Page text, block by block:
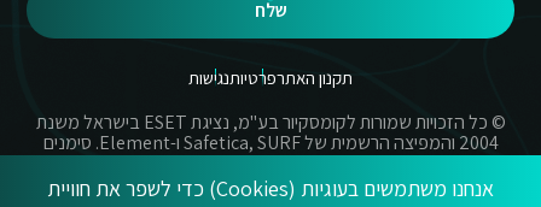
שלח
תקנון האתרפרטיותנגישות
© כל הזכויות שמורות לקומסקיור בע"מ, נציגת ESET בישראל משנת
2004 והמפיצה הרשמית של Safetica, SURF ו-Element. סימנים
מסחריים אשר בשימוש באתר זה הינם סימנים מסחריים או מותגים
רשומים של החברות הרשומות.